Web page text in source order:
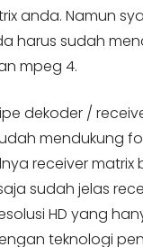
anda. Namun
harus sudah
mpeg 4.
dekoder /
mendukung
receiver matrix
sudah jelas
HD yang
teknologi